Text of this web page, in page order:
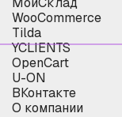
WooCommerce
Tilda
YCLIENTS
OpenCart
U-ON
ВКонтакте
О компании